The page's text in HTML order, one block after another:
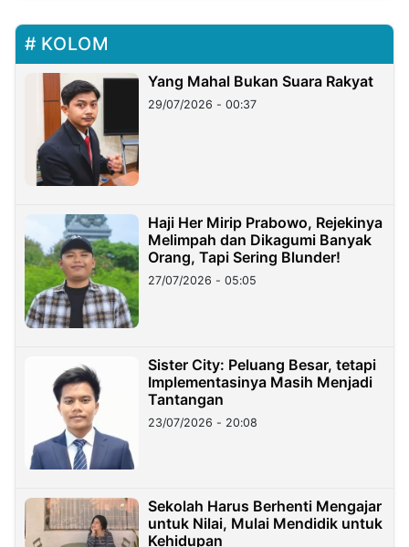
KOLOM
Yang Mahal Bukan Suara Rakyat
29/07/2026 - 00:37
Haji Her Mirip Prabowo, Rejekinya
Melimpah dan Dikagumi Banyak
Orang, Tapi Sering Blunder!
27/07/2026 - 05:05
Sister City: Peluang Besar, tetapi
Implementasinya Masih Menjadi
Tantangan
23/07/2026 - 20:08
Sekolah Harus Berhenti Mengajar
untuk Nilai, Mulai Mendidik untuk
Kehidupan